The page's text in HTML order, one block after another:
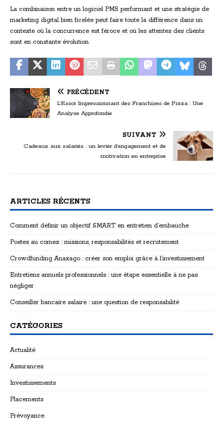
La combinaison entre un logiciel PMS performant et une stratégie de
marketing digital bien ficelée peut faire toute la différence dans un
contexte où la concurrence est féroce et où les attentes des clients
sont en constante évolution.
PRÉCÉDENT
L’Essor Impressionnant des Franchises de Pizza : Une
Analyse Approfondie
SUIVANT
Cadeaux aux salariés : un levier d’engagement et de
motivation en entreprise
ARTICLES RÉCENTS
Comment définir un objectif SMART en entretien d’embauche
Postes au comex : missions, responsabilités et recrutement
Crowdfunding Anaxago : créer son emploi grâce à l’investissement
Entretiens annuels professionnels : une étape essentielle à ne pas
négliger
Conseiller bancaire salaire : une question de responsabilité
CATÉGORIES
Actualité
Assurances
Investissements
Placements
Prévoyance